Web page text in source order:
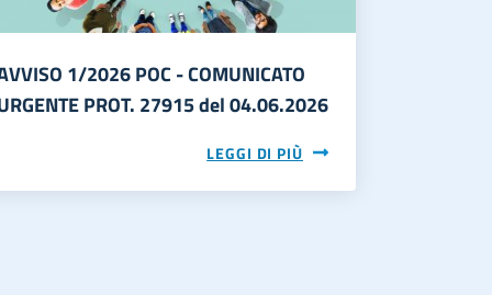
1/2026 POC - COMUNICATO
PROT. 27915 del 04.06.2026
LEGGI DI PIÙ